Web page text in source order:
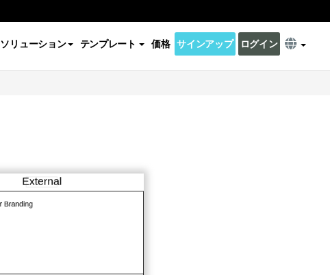
ソリューション テンプレート 価格 サインアップ ログイン